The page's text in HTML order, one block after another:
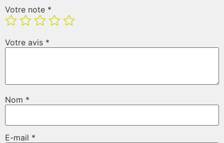
Votre note *
Votre avis *
Nom *
E-mail *